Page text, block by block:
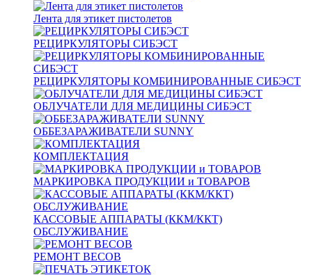
Лента для этикет пистолетов
РЕЦИРКУЛЯТОРЫ СИБЭСТ
РЕЦИРКУЛЯТОРЫ КОМБИНИРОВАННЫЕ СИБЭСТ
ОБЛУЧАТЕЛИ ДЛЯ МЕДИЦИНЫ СИБЭСТ
ОББЕЗАРАЖИВАТЕЛИ SUNNY
КОМПЛЕКТАЦИЯ
МАРКИРОВКА ПРОДУКЦИИ и ТОВАРОВ
КАССОВЫЕ АППАРАТЫ (ККМ/ККТ)
ОБСЛУЖИВАНИЕ
РЕМОНТ ВЕСОВ